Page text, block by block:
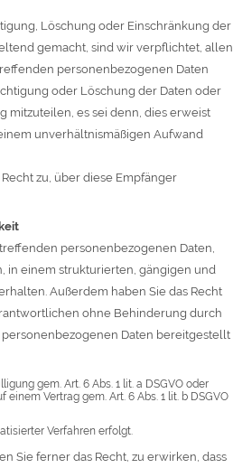
Löschung oder Einschränkung der
gemacht, sind wir verpflichtet, allen
personenbezogenen Daten
oder Löschung der Daten oder
mitzuteilen, es sei denn, dies erweist
unverhältnismäßigen Aufwand
zu, über diese Empfänger
personenbezogenen Daten,
in einem strukturierten, gängigen und
Außerdem haben Sie das Recht
ohne Behinderung durch
Daten bereitgestellt
gem. Art. 6 Abs. 1 lit. a DSGVO oder
einem Vertrag gem. Art. 6 Abs. 1 lit. b DSGVO
Verfahren erfolgt.
Sie ferner das Recht, zu erwirken, dass